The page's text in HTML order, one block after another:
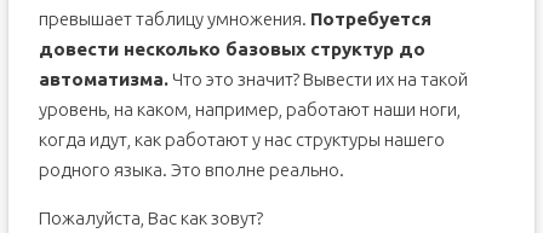
превышает таблицу умножения. Потребуется
довести несколько базовых структур до
автоматизма.Что это значит? Вывести их на такой
уровень, на каком, например, работают наши ноги,
когда идут, как работают у нас структуры нашего
родного языка. Это вполне реально.
Пожалуйста, Вас как зовут?